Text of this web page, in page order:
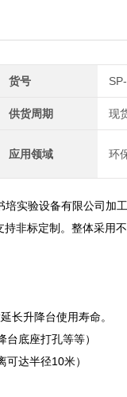
货号
供货周期 现
应用领域 环
培实验设备有限公司加
非标定制。整体采用
长升降台使用寿命。
底座打孔等等）
达半径10米）